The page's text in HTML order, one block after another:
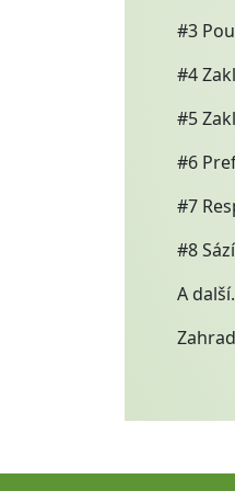
#3
#4
#5
#6
#7
#8
A